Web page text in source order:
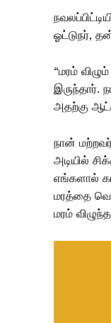
ஓட்டுநர்,
“மரம்
இருந்தார்.
அதற்கு
நான்
அடியில்
எங்களால்
மரத்தை
மரம்